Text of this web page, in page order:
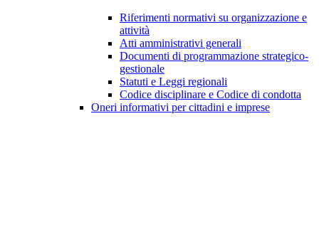
Riferimenti normativi su organizzazione e
attività
Atti amministrativi generali
Documenti di programmazione strategico-
gestionale
Statuti e Leggi regionali
Codice disciplinare e Codice di condotta
Oneri informativi per cittadini e imprese